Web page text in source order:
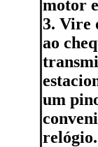
motor
3. Vire
ao
um
relógio.